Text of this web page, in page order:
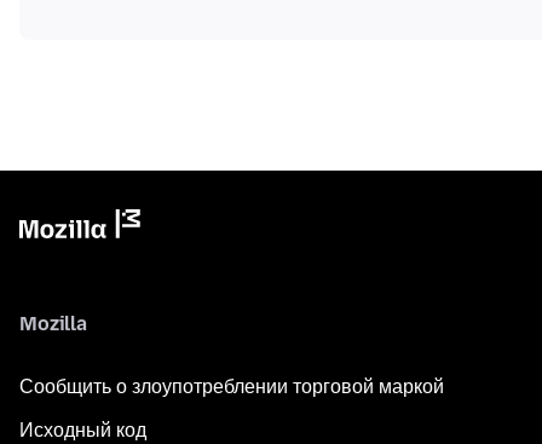
Mozilla
Сообщить о злоупотреблении торговой маркой
Исходный код